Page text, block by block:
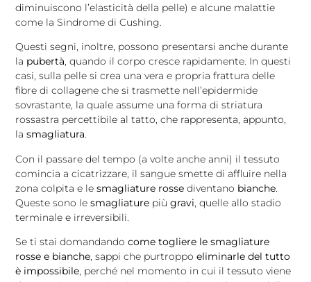
diminuiscono l’elasticità della pelle) e alcune malattie
come la Sindrome di Cushing.
Questi segni, inoltre, possono presentarsi anche durante
la pubertà, quando il corpo cresce rapidamente. In questi
casi, sulla pelle si crea una vera e propria frattura delle
fibre di collagene che si trasmette nell’epidermide
sovrastante, la quale assume una forma di striatura
rossastra percettibile al tatto, che rappresenta, appunto,
lasmagliatura.
Con il passare del tempo (a volte anche anni) il tessuto
comincia a cicatrizzare, il sangue smette di affluire nella
zona colpita e lesmagliature rosse diventano bianche
Queste sono lesmagliature piùgravi , quelle allo stadio
terminale e irreversibili.
Se ti stai domandandocome togliere le smagliature
rosse e bianche, sappi che purtroppoeliminarle del tutto
è impossibile, perché nel momento in cui il tessuto viene